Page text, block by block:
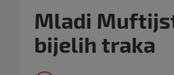
Mladi
bijelih traka